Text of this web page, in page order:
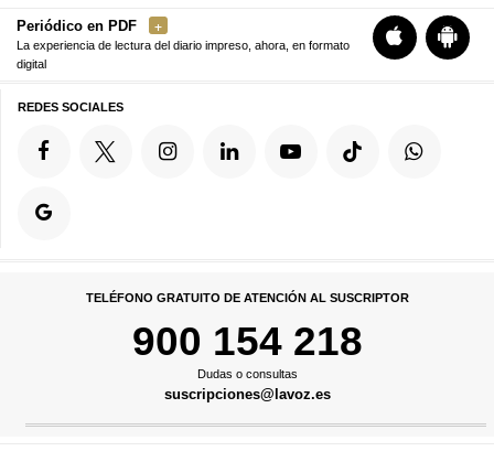
Periódico en PDF
La experiencia de lectura del diario impreso, ahora, en formato
digital
REDES SOCIALES
TELÉFONO GRATUITO DE ATENCIÓN AL SUSCRIPTOR
900 154 218
Dudas o consultas
suscripciones@lavoz.es